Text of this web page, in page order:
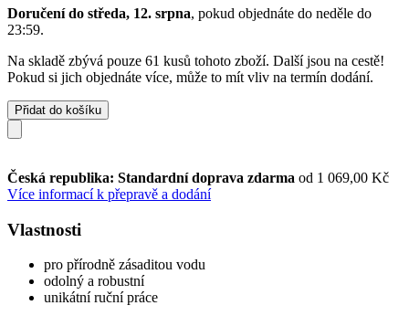
Doručení do středa, 12. srpna, pokud objednáte do neděle do
23:59.
Na skladě zbývá pouze 61 kusů tohoto zboží. Další jsou na cestě!
Pokud si jich objednáte více, může to mít vliv na termín dodání.
Přidat do košíku
Česká republika: Standardní doprava zdarma od 1 069,00 Kč
Více informací k přepravě a dodání
Vlastnosti
pro přírodně zásaditou vodu
odolný a robustní
unikátní ruční práce